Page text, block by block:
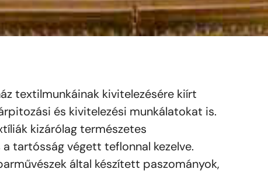
textilmunkáinak kivitelezésére kiírt
és kivitelezési munkálatokat is.
kizárólag természetes
tartósság végett teflonnal kezelve.
által készített paszományok,